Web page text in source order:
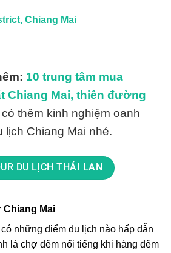
Chiang Mai
10 trung tâm mua
Chiang Mai, thiên đường
thêm kinh nghiệm oanh
lịch Chiang Mai nhé.
DU LỊCH THÁI LAN
Chiang Mai
những điểm du lịch nào hấp dẫn
là chợ đêm nổi tiếng khi hàng đêm